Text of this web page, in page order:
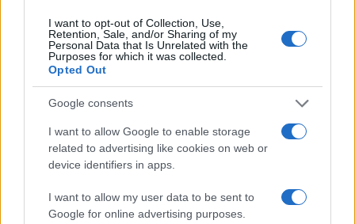
I want to opt-out of Collection, Use,
Retention, Sale, and/or Sharing of my
Personal Data that Is Unrelated with the
Purposes for which it was collected.
Opted Out
Google consents
I want to allow Google to enable storage
related to advertising like cookies on web or
device identifiers in apps.
I want to allow my user data to be sent to
Google for online advertising purposes.
Eventi culturali ad agosto: mostre, concerti e
Beatrice Beretta · 5 Ago 2026